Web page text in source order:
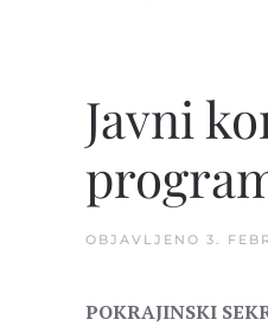
Javni
OBJAVLJENO 3.
POKRAJINSKI